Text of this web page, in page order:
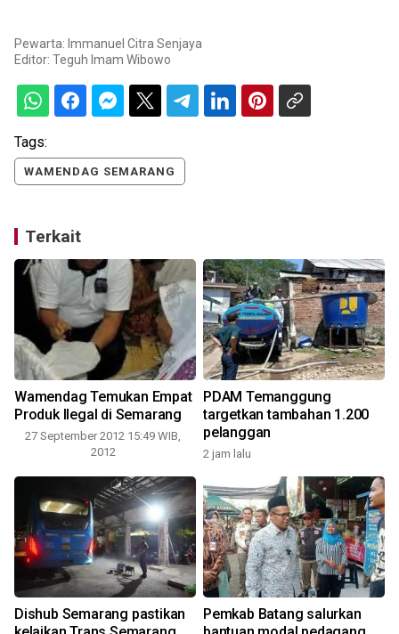
Pewarta: Immanuel Citra Senjaya
Editor: Teguh Imam Wibowo
Tags:
WAMENDAG SEMARANG
Terkait
Wamendag Temukan Empat
Produk Ilegal di Semarang
27 September 2012 15:49 WIB,
2012
PDAM Temanggung
targetkan tambahan 1.200
pelanggan
2 jam lalu
Dishub Semarang pastikan
Pemkab Batang salurkan